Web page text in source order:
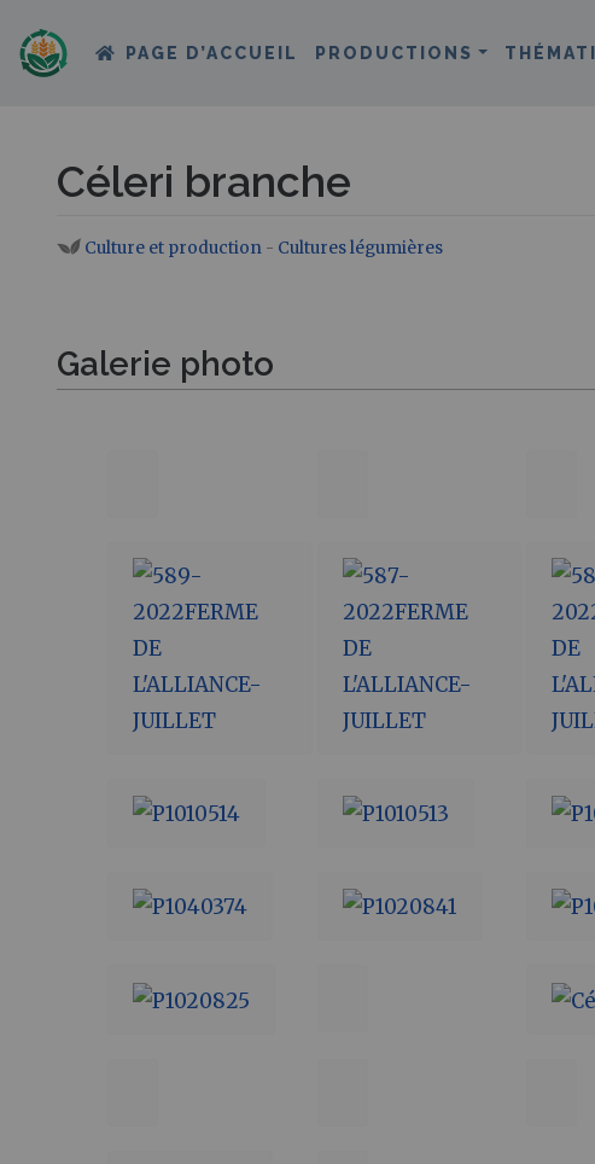
PAGE D’ACCUEIL PRODUCTIONS
Céleri branche
Aller à :navigation,rechercher
Culture et production - Cultures légumières
Galerie photo